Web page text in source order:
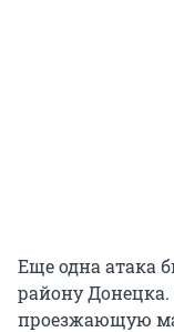
Еще одна атака
району Донецка.
проезжающую